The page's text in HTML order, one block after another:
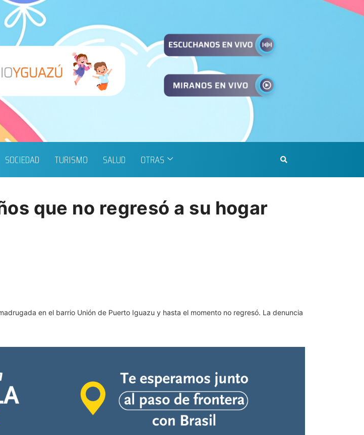
SOCIEDAD TURISMO SALUD OTRAS
que no regresó a su hogar
en el barrio Unión de Puerto Iguazu y hasta el momento no regresó. La denuncia